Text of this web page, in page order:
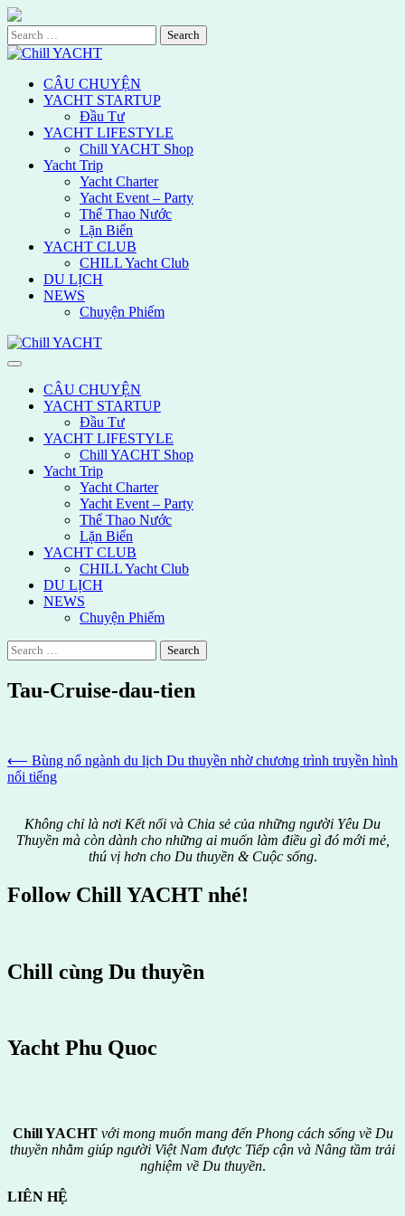
Skip
to
content
Search
for:
CÂU CHUYỆN
YACHT STARTUP
Đầu Tư
YACHT LIFESTYLE
Chill YACHT Shop
Yacht Trip
Yacht Charter
Yacht Event – Party
Thể Thao Nước
Lặn Biển
YACHT CLUB
CHILL Yacht Club
DU LỊCH
NEWS
Chuyện Phiếm
CÂU CHUYỆN
YACHT STARTUP
Đầu Tư
YACHT LIFESTYLE
Chill YACHT Shop
Yacht Trip
Yacht Charter
Yacht Event – Party
Thể Thao Nước
Lặn Biển
YACHT CLUB
CHILL Yacht Club
DU LỊCH
NEWS
Chuyện Phiếm
Search
for:
Tau-Cruise-dau-tien
Post
navigation
⟵ Bùng nổ ngành du lịch Du thuyền nhờ chương trình truyền hình
nổi tiếng
Không chỉ là nơi Kết nối và Chia sẻ của những người Yêu Du
Thuyền mà còn dành cho những ai muốn làm điều gì đó mới mẻ,
thú vị hơn cho Du thuyền & Cuộc sống.
Follow Chill YACHT nhé!
Chill cùng Du thuyền
Yacht Phu Quoc
Chill YACHTvới mong muốn mang đến Phong cách sống về Du
thuyền nhằm giúp người Việt Nam được Tiếp cận và Nâng tầm trải
nghiệm về Du thuyền.
LIÊN HỆ